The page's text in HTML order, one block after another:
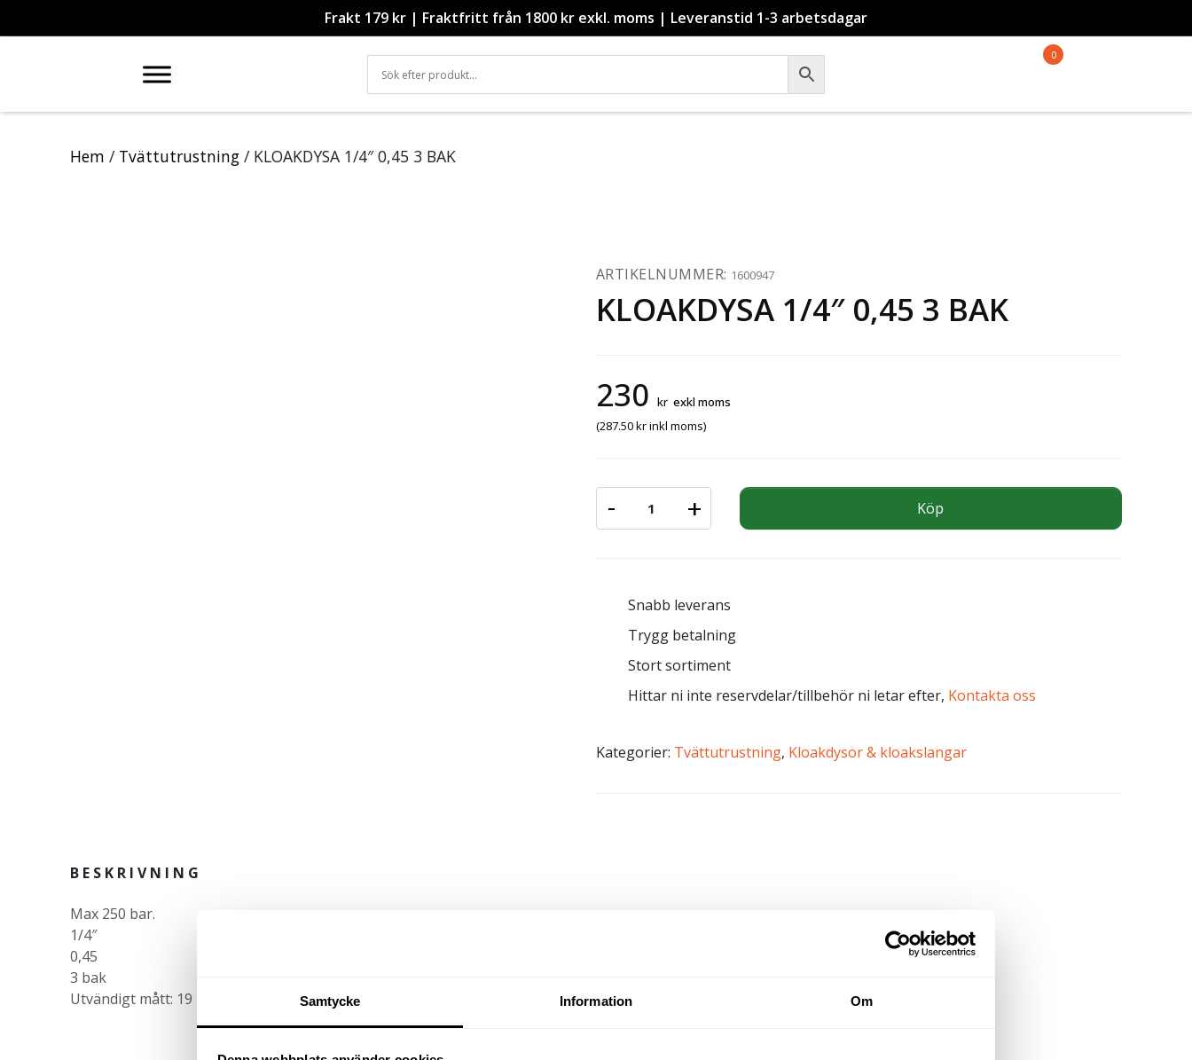
Samtycke Information Om
Frakt 179 kr | Fraktfritt från 1800 kr exkl. moms | Leveranstid 1-3 arbetsdagar
0
Hem / Tvättutrustning / KLOAKDYSA 1/4″ 0,45 3 BAK
ARTIKELNUMMER: 1600947
KLOAKDYSA 1/4″ 0,45 3 BAK
230 kr exkl moms
(287.50krinkl moms)
- KLOAKDYSA 1/4" 0,45 3 BAK mängd
+ Köp
Snabb leverans
Trygg betalning
Stort sortiment
Hittar ni inte reservdelar/tillbehör ni letar efter, Kontakta oss
Kategorier: Tvättutrustning, Kloakdysor & kloakslangar
BESKRIVNING
Max 250 bar.
1/4″
0,45
3 bak
​Utvändigt mått: 19 mm